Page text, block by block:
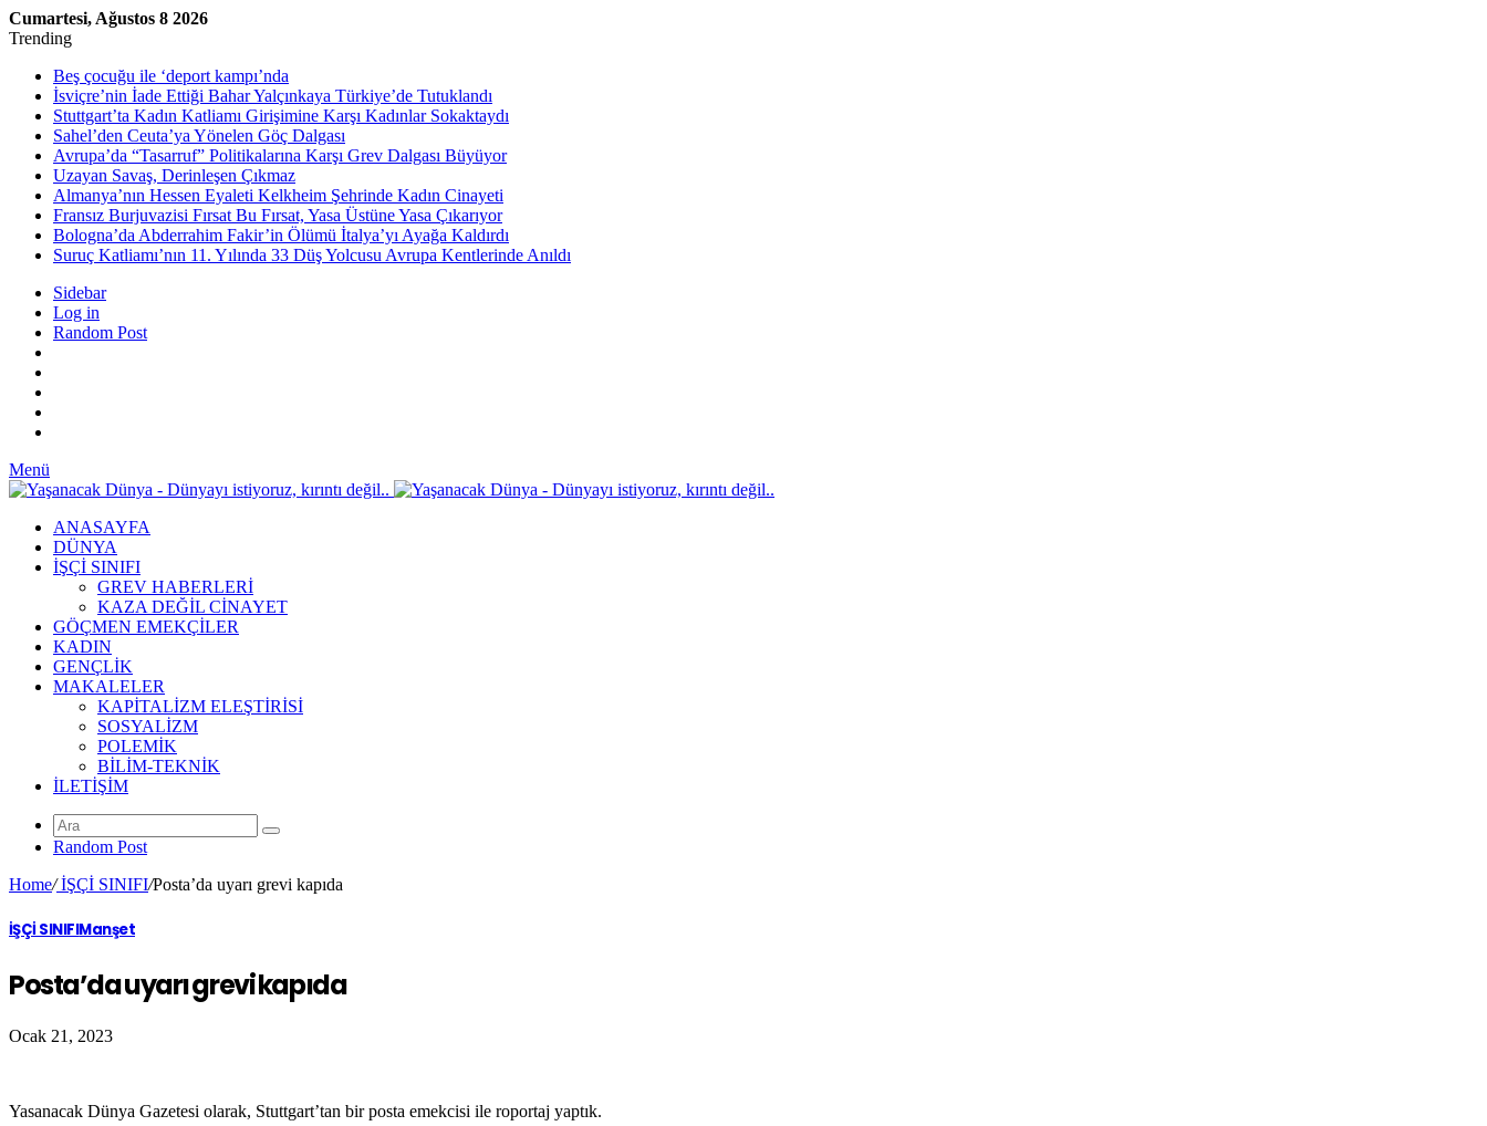
Cumartesi, Ağustos 8 2026
Trending
Beş çocuğu ile ‘deport kampı’nda
İsviçre’nin İade Ettiği Bahar Yalçınkaya Türkiye’de Tutuklandı
Stuttgart’ta Kadın Katliamı Girişimine Karşı Kadınlar Sokaktaydı
Sahel’den Ceuta’ya Yönelen Göç Dalgası
Avrupa’da “Tasarruf” Politikalarına Karşı Grev Dalgası Büyüyor
Uzayan Savaş, Derinleşen Çıkmaz
Almanya’nın Hessen Eyaleti Kelkheim Şehrinde Kadın Cinayeti
Fransız Burjuvazisi Fırsat Bu Fırsat, Yasa Üstüne Yasa Çıkarıyor
Bologna’da Abderrahim Fakir’in Ölümü İtalya’yı Ayağa Kaldırdı
Suruç Katliamı’nın 11. Yılında 33 Düş Yolcusu Avrupa Kentlerinde Anıldı
Sidebar
Log in
Random Post
Menü
ANASAYFA
DÜNYA
İŞÇİ SINIFI
GREV HABERLERİ
KAZA DEĞİL CİNAYET
GÖÇMEN EMEKÇİLER
KADIN
GENÇLİK
MAKALELER
KAPİTALİZM ELEŞTİRİSİ
SOSYALİZM
POLEMİK
BİLİM-TEKNİK
ILETIŞIM
Random Post
Home/İŞÇİ SINIFI/Posta’da uyarı grevi kapıda
İŞÇİ SINIFIManşet
Posta’da uyarı grevi kapıda
Ocak 21, 2023
Yasanacak Dünya Gazetesi olarak, Stuttgart’tan bir posta emekcisi ile roportaj yaptık.